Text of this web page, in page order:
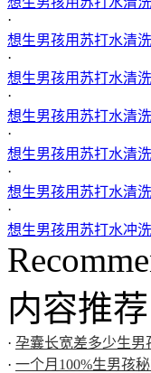
·
想生男孩用苏打水清
·
想生男孩用苏打水清
·
想生男孩用苏打水清
·
想生男孩用苏打水清
·
想生男孩用苏打水清
·
想生男孩用苏打水冲
内容推荐
· 孕囊长宽差多少生男
· 一个月100%生男孩